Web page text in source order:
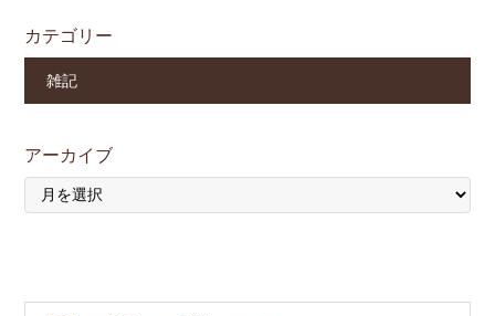
カテゴリー
雑記
アーカイブ